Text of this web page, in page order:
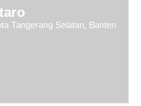
Tangerang Selatan, Banten